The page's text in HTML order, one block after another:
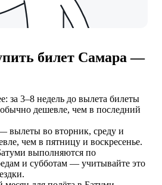
билет Самара —
за 3–8 недель до вылета билеты
дешевле, чем в последний
вылеты во вторник, среду и
чем в пятницу и воскресенье.
выполняются по
и субботам — учитывайте это